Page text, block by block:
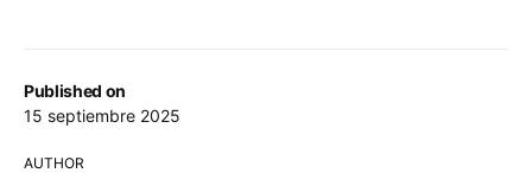
Published on
15 septiembre 2025
AUTHOR